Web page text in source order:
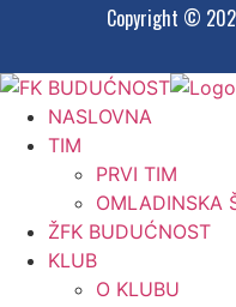
Copyright ©
NASLOVNA
TIM
PRVI TIM
OMLADINSKA
ŽFK BUDUĆNOST
KLUB
O KLUBU